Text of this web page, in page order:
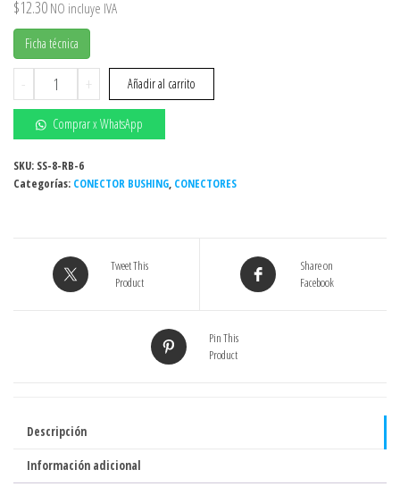
$12.30 NO incluye IVA
Ficha técnica
-
BUSHING
1/2"
X
3/8"
cantidad
+ Añadir al carrito
Comprar x WhatsApp
SKU: SS-8-RB-6
Categorías: CONECTOR BUSHING, CONECTORES
Tweet This
Product
Share on
Facebook
Pin This
Product
Descripción
Información adicional